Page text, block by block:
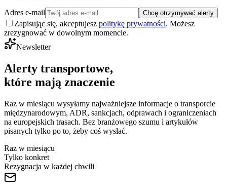
Adres e-mail Chcę otrzymywać alerty
Zapisując się, akceptujesz politykę prywatności. Możesz
zrezygnować w dowolnym momencie.
Newsletter
Alerty transportowe,
które mają znaczenie
Raz w miesiącu wysyłamy najważniejsze informacje o transporcie
międzynarodowym, ADR, sankcjach, odprawach i ograniczeniach
na europejskich trasach. Bez branżowego szumu i artykułów
pisanych tylko po to, żeby coś wysłać.
Raz w miesiącu
Tylko konkret
Rezygnacja w każdej chwili